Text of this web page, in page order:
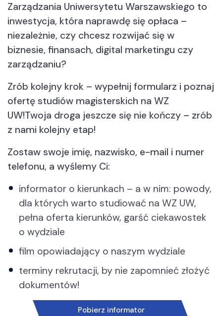
Przelicz swoje punkty z matury (kalkulator)
Kontakt z Sekcją Rekrutacji
Rekrutacja 2026/2027
Ważne dokumenty
Pytania i odpowiedzi
Zarządzania Uniwersytetu Warszawskiego to
inwestycja, która naprawdę się opłaca –
niezależnie, czy chcesz rozwijać się w
biznesie, finansach, digital marketingu czy
zarządzaniu?
Zrób kolejny krok – wypełnij formularz i poznaj
ofertę studiów magisterskich na WZ
UW!Twoja droga jeszcze się nie kończy – zrób
z nami kolejny etap!
Zostaw swoje imię, nazwisko, e-mail i numer
telefonu, a wyślemy Ci:
informator o kierunkach – a w nim: powody,
dla których warto studiować na WZ UW,
pełna oferta kierunków, garść ciekawostek
o wydziale
film opowiadający o naszym wydziale
terminy rekrutacji, by nie zapomnieć złożyć
dokumentów!
Pobierz informator